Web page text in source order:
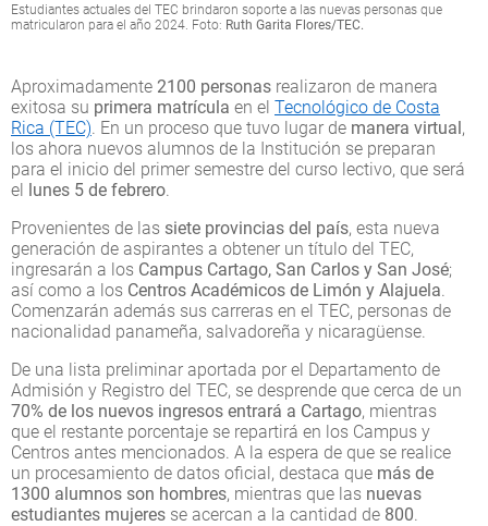
Estudiantes actuales del TEC brindaron soporte a las nuevas personas que
matricularon para el año 2024. Foto: Ruth Garita Flores/TEC.
Aproximadamente 2100 personas realizaron de manera
exitosa su primera matrícula en el Tecnológico de Costa
Rica (TEC). En un proceso que tuvo lugar de manera virtual,
los ahora nuevos alumnos de la Institución se preparan
para el inicio del primer semestre del curso lectivo, que será
el lunes 5 de febrero.
Provenientes de las siete provincias del país, esta nueva
generación de aspirantes a obtener un título del TEC,
ingresarán a los Campus Cartago, San Carlos y San José;
así como a los Centros Académicos de Limón y Alajuela.
Comenzarán además sus carreras en el TEC, personas de
nacionalidad panameña, salvadoreña y nicaragüense.
De una lista preliminar aportada por el Departamento de
Admisión y Registro del TEC, se desprende que cerca de un
70% de los nuevos ingresos entrará a Cartago, mientras
que el restante porcentaje se repartirá en los Campus y
Centros antes mencionados. A la espera de que se realice
un procesamiento de datos oficial, destaca que más de
1300 alumnos son hombres, mientras que las nuevas
estudiantes mujeres se acercan a la cantidad de 800.